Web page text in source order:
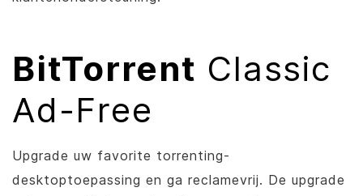
BitTorrent Classic
Ad-Free
Upgrade uw favorite torrenting-
desktoptoepassing en ga reclamevrij. De upgrade